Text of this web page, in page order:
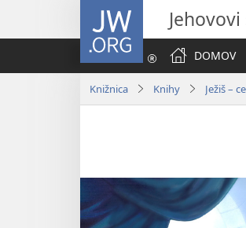
JW.ORG
DOMOV
Knižnica Knihy Ježiš –